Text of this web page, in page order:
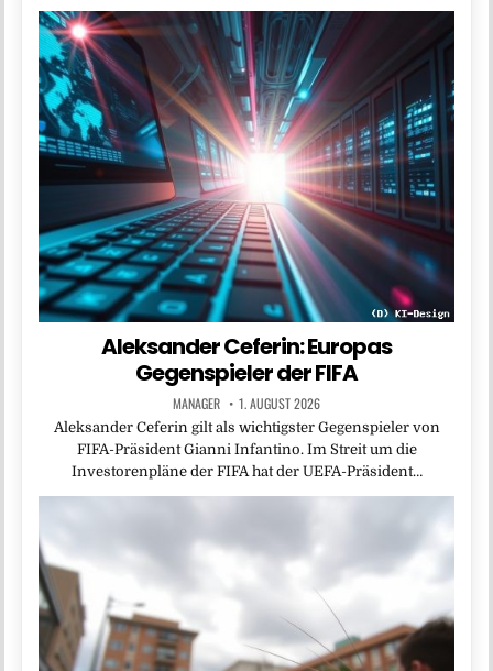
Aleksander Ceferin: Europas
Gegenspieler der FIFA
MANAGER 1. AUGUST 2026
Aleksander Ceferin gilt als wichtigster Gegenspieler von
FIFA-Präsident Gianni Infantino. Im Streit um die
Investorenpläne der FIFA hat der UEFA-Präsident…